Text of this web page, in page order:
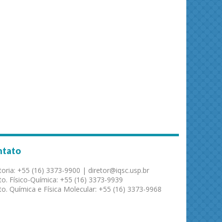
+55 (16) 3373-9900 | diretor@iqsc.usp.br
Físico-Química: +55 (16) 3373-9939
Química e Física Molecular: +55 (16) 3373-9968